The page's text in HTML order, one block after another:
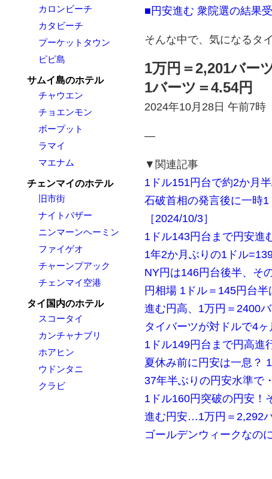
カロンビーチ
カタビーチ
プーケットタウン
ピピ島
サムイ島のホテル
チャウエン
チョエンモン
ボープット
ラマイ
マエナム
チェンマイのホテル
旧市街
ナイトバザー
ニンマーンヘーミン
ファイゲオ
チャーンプアック
チェンマイ空港
タイ国内のホテル
スコータイ
カンチャナブリ
ホアヒン
ウドンタニ
クラビ
■円安進む 衆院選の結果
そんな中で、気になるタ
1万円＝2,201バー
1バーツ＝4.54円
2024年10月28日 午前7時
—
▼関連記事
1ドル151円台で約2か月
石破首相の発言後に一時
［2024/10/3］
1ドル143円台まで円安進
1年2か月ぶりの1ドル
NY円は146円台後半、そ
円相場 1ドル＝145円台
進む円高、1万円＝2400
タイバーツが対ドルで4
1ドル149円台まで円高進
夏休み前に円安は一息？
37年半ぶりの円安水準で
1ドル160円突破の円安！
進む円安…1万円＝2,292
ゴールデンウィークなの